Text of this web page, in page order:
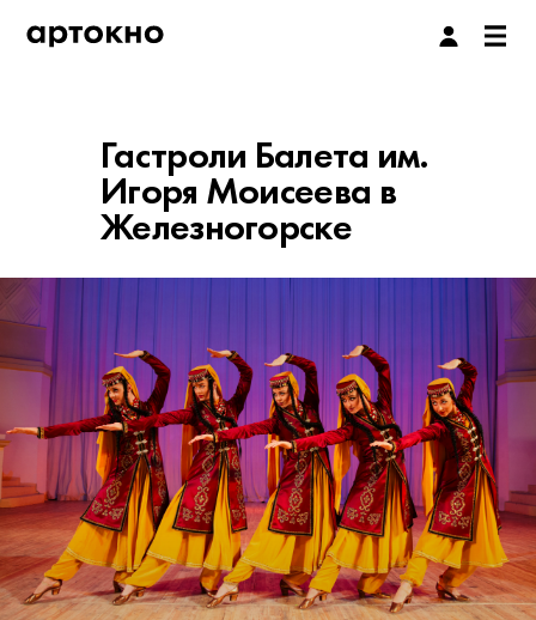
Гастроли Балета им.
Игоря Моисеева в
Железногорске